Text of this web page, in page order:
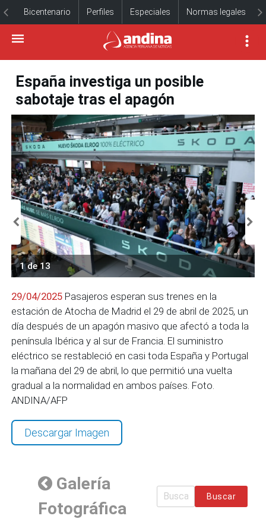
Bicentenario Perfiles Especiales Normas legales
España investiga un posible
sabotaje tras el apagón
1 de 13
29/04/2025 Pasajeros esperan sus trenes en la
estación de Atocha de Madrid el 29 de abril de 2025, un
día después de un apagón masivo que afectó a toda la
península Ibérica y al sur de Francia. El suministro
eléctrico se restableció en casi toda España y Portugal
la mañana del 29 de abril, lo que permitió una vuelta
gradual a la normalidad en ambos países. Foto.
ANDINA/AFP
Descargar Imagen
Galería
Fotográfica
Buscar